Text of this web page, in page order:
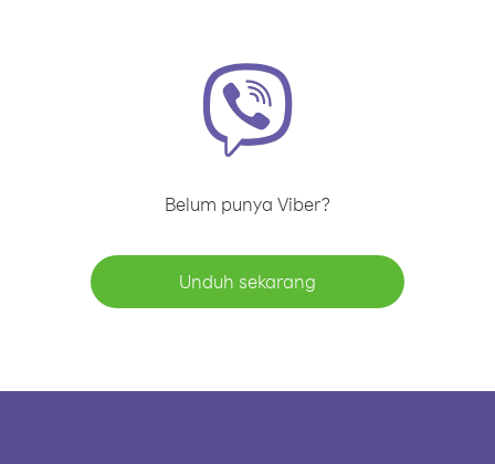
Belum punya Viber?
Unduh sekarang